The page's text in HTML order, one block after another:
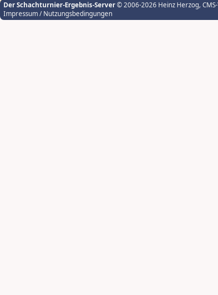
Der Schachturnier-Ergebnis-Server© 2006-2026 Heinz Herzog,
Impressum / Nutzungsbedingungen